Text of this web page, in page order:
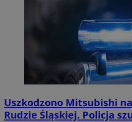
Uszkodzono Mitsubishi
Rudzie Śląskiej. Policja